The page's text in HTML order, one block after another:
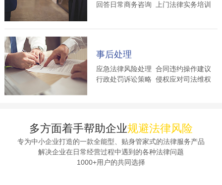
回答日常商务咨询 上门法律实务培训
事后处理
应急法律风险处理 合同违约操作建议
行政处罚诉讼策略 侵权应对司法维权
多方面着手帮助企业规避法律风险
专为中小企业打造的一款全能型、贴身管家式的法律服务产品
解决企业在日常经营过程中遇到的各种法律问题
1000+用户的共同选择